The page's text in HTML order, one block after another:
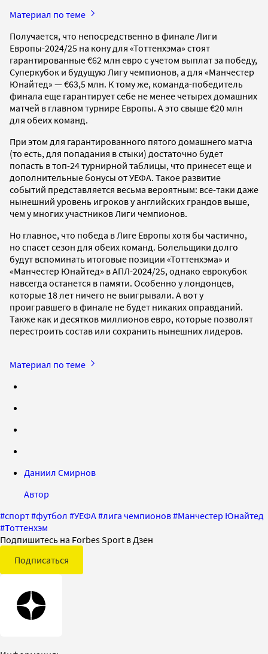
Материал по теме
Получается, что непосредственно в финале Лиги
Европы-2024/25 на кону для «Тоттенхэма» стоят
гарантированные €62 млн евро с учетом выплат за победу,
Суперкубок и будущую Лигу чемпионов, а для «Манчестер
Юнайтед» — €63,5 млн. К тому же, команда-победитель
финала еще гарантирует себе не менее четырех домашних
матчей в главном турнире Европы. А это свыше €20 млн
для обеих команд.
При этом для гарантированного пятого домашнего матча
(то есть, для попадания в стыки) достаточно будет
попасть в топ-24 турнирной таблицы, что принесет еще и
дополнительные бонусы от УЕФА. Такое развитие
событий представляется весьма вероятным: все-таки даже
нынешний уровень игроков у английских грандов выше,
чем у многих участников Лиги чемпионов.
Но главное, что победа в Лиге Европы хотя бы частично,
но спасет сезон для обеих команд. Болельщики долго
будут вспоминать итоговые позиции «Тоттенхэма» и
«Манчестер Юнайтед» в АПЛ-2024/25, однако еврокубок
навсегда останется в памяти. Особенно у лондонцев,
которые 18 лет ничего не выигрывали. А вот у
проигравшего в финале не будет никаких оправданий.
Также как и десятков миллионов евро, которые позволят
перестроить состав или сохранить нынешних лидеров.
Материал по теме
Даниил Смирнов
Автор
#спорт#футбол #УЕФА#лига чемпионов#Манчестер Юнайтед
#Тоттенхэм
Подпишитесь на Forbes Sport в Дзен
Подписаться